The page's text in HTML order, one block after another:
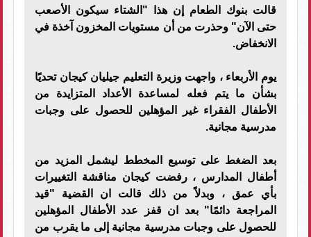
قالت بنوك الطعام إن هذا "الشتاء سيكون الأصعب
حتى الآن" وحذرت من أن مستويات المخزون آخذة في
الانخفاض.
يوم الأربعاء ، واجهت وزيرة التعليم جيليان كيجان تحديًا
بشأن ما يتم فعله لمساعدة الأعداد المتزايدة من
الأطفال الفقراء غير المؤهلين للحصول على وجبات
مدرسية مجانية.
بعد الضغط على توسيع المخطط ليشمل المزيد من
أطفال المدارس ، رفضت كيجان مناقشة التغييرات
بأي عمق ، وبدلاً من ذلك قالت ان القضية "قيد
المراجعة دائمًا" بعد ان قفز عدد الأطفال المؤهلين
للحصول على وجبات مدرسية مجانية إلى ما يقرب من